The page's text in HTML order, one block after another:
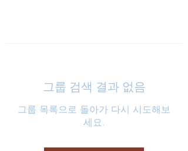
그룹 검색 결과 없음
그룹 목록으로 돌아가 다시 시도해보
세요.